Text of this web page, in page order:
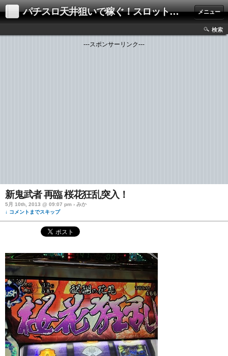
パチスロ天井狙いで稼ぐ！スロット解析・攻略ブログ メニュー
検索
---スポンサーリンク---
新鬼武者 再臨 桜花狂乱突入！
5月 10th, 2013 @ 09:07 pm › みか
↓ コメントまでスキップ